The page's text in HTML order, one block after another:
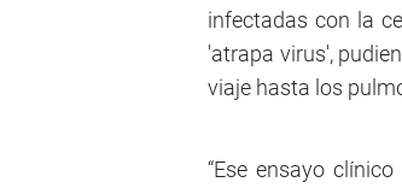
infectadas con la
'atrapa virus',
viaje hasta los
“Ese ensayo